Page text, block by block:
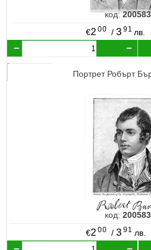
код:
€2 00 / 3 91 лв.
Портрет Робърт
код:
€2 00 /3 91 лв.